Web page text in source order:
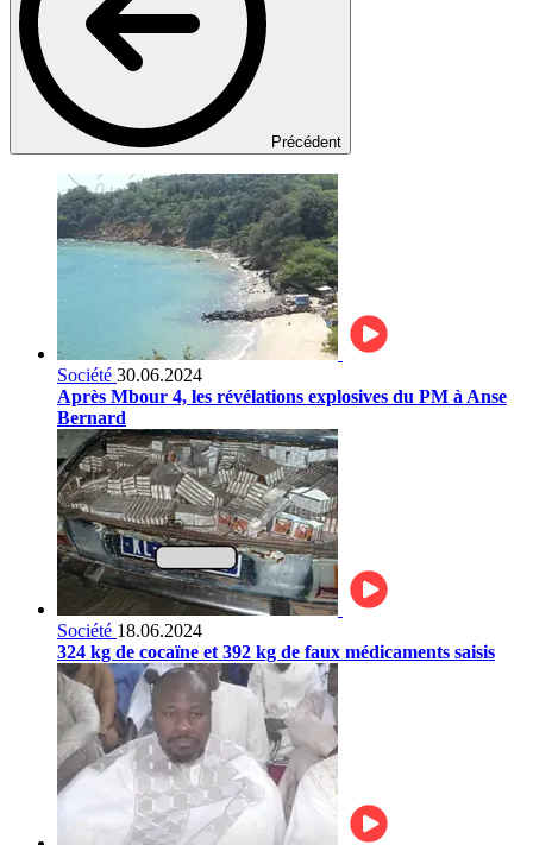
Précédent
Société 30.06.2024
Après Mbour 4, les révélations explosives du PM à Anse
Bernard
Société 18.06.2024
324 kg de cocaïne et 392 kg de faux médicaments saisis